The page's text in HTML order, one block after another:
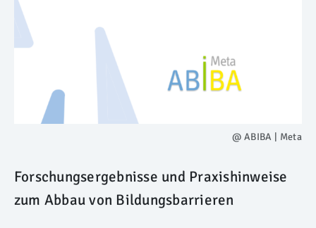
@ ABIBA | Meta
Forschungsergebnisse und Praxishinweise
zum Abbau von Bildungsbarrieren